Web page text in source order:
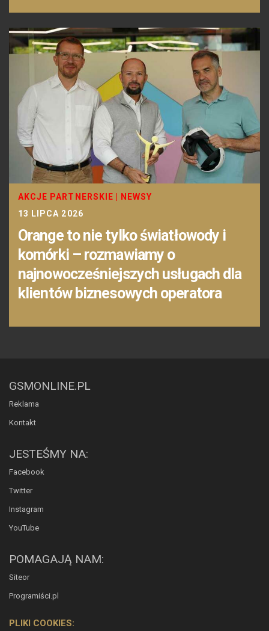
AKCJE PARTNERSKIE
NEWSY
13 LIPCA 2026
Orange to nie tylko światłowody i
komórki – rozmawiamy o
najnowocześniejszych usługach dla
klientów biznesowych operatora
GSMONLINE.PL
Reklama
Kontakt
JESTEŚMY NA:
Facebook
Twitter
Instagram
YouTube
POMAGAJĄ NAM:
Siteor
Programiści.pl
PLIKI COOKIES: